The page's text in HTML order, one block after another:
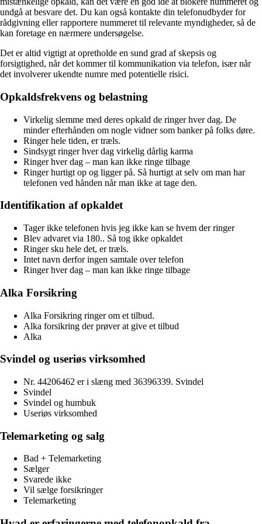
undgå at besvare det. Du kan også kontakte din telefonudbyder for
rådgivning eller rapportere nummeret til relevante myndigheder, så de
kan foretage en nærmere undersøgelse.
Det er altid vigtigt at opretholde en sund grad af skepsis og
forsigtighed, når det kommer til kommunikation via telefon, især når
det involverer ukendte numre med potentielle risici.
Opkaldsfrekvens og belastning
Virkelig slemme med deres opkald de ringer hver dag. De
minder efterhånden om nogle vidner som banker på folks døre.
Ringer hele tiden, er træls.
Sindsygt ringer hver dag virkelig dårlig karma
Ringer hver dag – man kan ikke ringe tilbage
Ringer hurtigt op og ligger på. Så hurtigt at selv om man har
telefonen ved hånden når man ikke at tage den.
Identifikation af opkaldet
Tager ikke telefonen hvis jeg ikke kan se hvem der ringer
Blev advaret via 180.. Så tog ikke opkaldet
Ringer sku hele det, er træls.
Intet navn derfor ingen samtale over telefon
Ringer hver dag – man kan ikke ringe tilbage
Alka Forsikring
Alka Forsikring ringer om et tilbud.
Alka forsikring der prøver at give et tilbud
Alka
Svindel og useriøs virksomhed
Nr. 44206462 er i slæng med 36396339. Svindel
Svindel
Svindel og humbuk
Useriøs virksomhed
Telemarketing og salg
Bad + Telemarketing
Sælger
Svarede ikke
Vil sælge forsikringer
Telemarketing